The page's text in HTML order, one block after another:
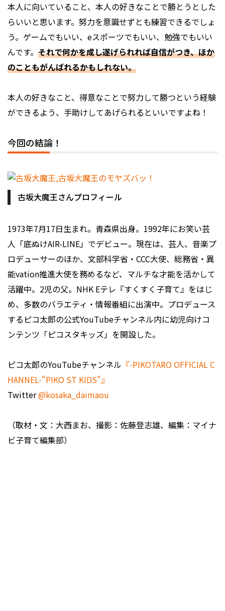
本人に向いていること、本人の好きなことで勝とうとした
らいいと思います。努力を意識せずとも練習できるでしょ
う。ゲームでもいい、eスポーツでもいい、勉強でもいい
んです。 それで何かを成し遂げられれば自信がつき、ほか
のこともがんばれるかもしれない。
本人の好きなこと、得意なことで努力して勝つという経験
ができるよう、手助けしてあげられるといいですよね！
今回の結論！
古坂大魔王さんプロフィール
1973年7月17日生まれ。青森県出身。1992年にお笑い芸
人「底ぬけAIR-LINE」でデビュー。現在は、芸人、音楽プ
ロデューサーのほか、文部科学省・CCC大使、総務省・異
能vation推進大使を務めるなど、マルチな才能を活かして
活躍中。2児の父。NHK Eテレ『すくすく子育て』をはじ
め、多数のバラエティ・情報番組に出演中。プロデュース
するピコ太郎の公式YouTubeチャンネル内に幼児向けコ
ンテンツ「ピコスタキッズ」を開設した。
ピコ太郎のYouTubeチャンネル 『-PIKOTARO OFFICIAL C
HANNEL-"PIKO ST KIDS"』
Twitter@kosaka_daimaou
（取材・文：大西まお、撮影：佐藤登志雄、編集：マイナ
ビ子育て編集部）